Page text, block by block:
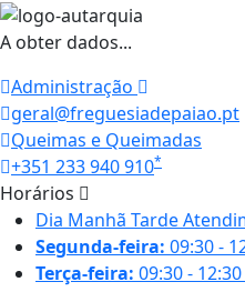
A obter dados...
Administração
geral@freguesiadepaiao.pt
Queimas e Queimadas
+351 233 940 910*
Horários
Dia Manhã Tarde
Segunda-feira: 09:30 -
Terça-feira: 09:30 - 12:30